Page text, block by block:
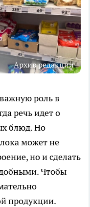
Архив редакции
роль в
речь идет о
блюд. Но
может не
но и сделать
Чтобы
продукции.